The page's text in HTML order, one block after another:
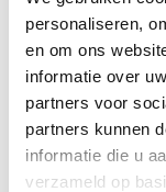
personaliseren,
en om ons
informatie over
partners voor
partners kunnen
informatie die u
verzameld op
BERG
€ 109,00